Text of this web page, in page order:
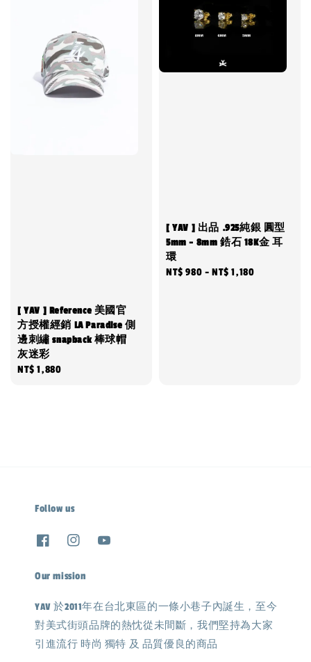
[ YAV ] Reference 美國官
方授權經銷 LA Paradise 側
邊刺繡 snapback 棒球帽
灰迷彩
Regular
NT$ 1,880
[ YAV ] 出品 .925純銀 圓型
5mm - 8mm 鋯石 18K金 耳
環
Regular
NT$ 980 -NT$ 1,180
Follow us
Our mission
YAV 於2011年在台北東區的一條小巷子內誕生，至今
對美式街頭品牌的熱忱從未間斷，我們堅持為大家
引進流行 時尚 獨特 及 品質優良的商品